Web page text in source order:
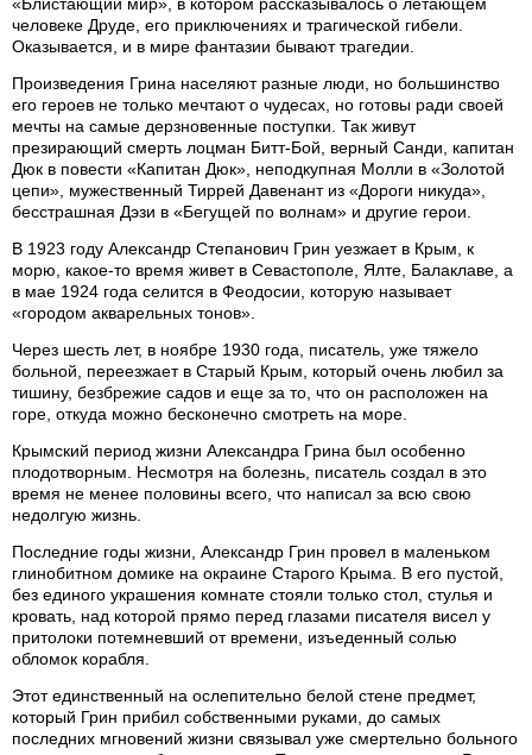
человеке Друде, его приключениях и трагической гибели.
Оказывается, и в мире фантазии бывают трагедии.
Произведения Грина населяют разные люди, но большинство
его героев не только мечтают о чудесах, но готовы ради своей
мечты на самые дерзновенные поступки. Так живут
презирающий смерть лоцман Битт-Бой, верный Санди, капитан
Дюк в повести «Капитан Дюк», неподкупная Молли в «Золотой
цепи», мужественный Тиррей Давенант из «Дороги никуда»,
бесстрашная Дэзи в «Бегущей по волнам» и другие герои.
В 1923 году Александр Степанович Грин уезжает в Крым, к
морю, какое-то время живет в Севастополе, Ялте, Балаклаве, а
в мае 1924 года селится в Феодосии, которую называет
«городом акварельных тонов».
Через шесть лет, в ноябре 1930 года, писатель, уже тяжело
больной, переезжает в Старый Крым, который очень любил за
тишину, безбрежие садов и еще за то, что он расположен на
горе, откуда можно бесконечно смотреть на море.
Крымский период жизни Александра Грина был особенно
плодотворным. Несмотря на болезнь, писатель создал в это
время не менее половины всего, что написал за всю свою
недолгую жизнь.
Последние годы жизни, Александр Грин провел в маленьком
глинобитном домике на окраине Старого Крыма. В его пустой,
без единого украшения комнате стояли только стол, стулья и
кровать, над которой прямо перед глазами писателя висел у
притолоки потемневший от времени, изъеденный солью
обломок корабля.
Этот единственный на ослепительно белой стене предмет,
который Грин прибил собственными руками, до самых
последних мгновений жизни связывал уже смертельно больного